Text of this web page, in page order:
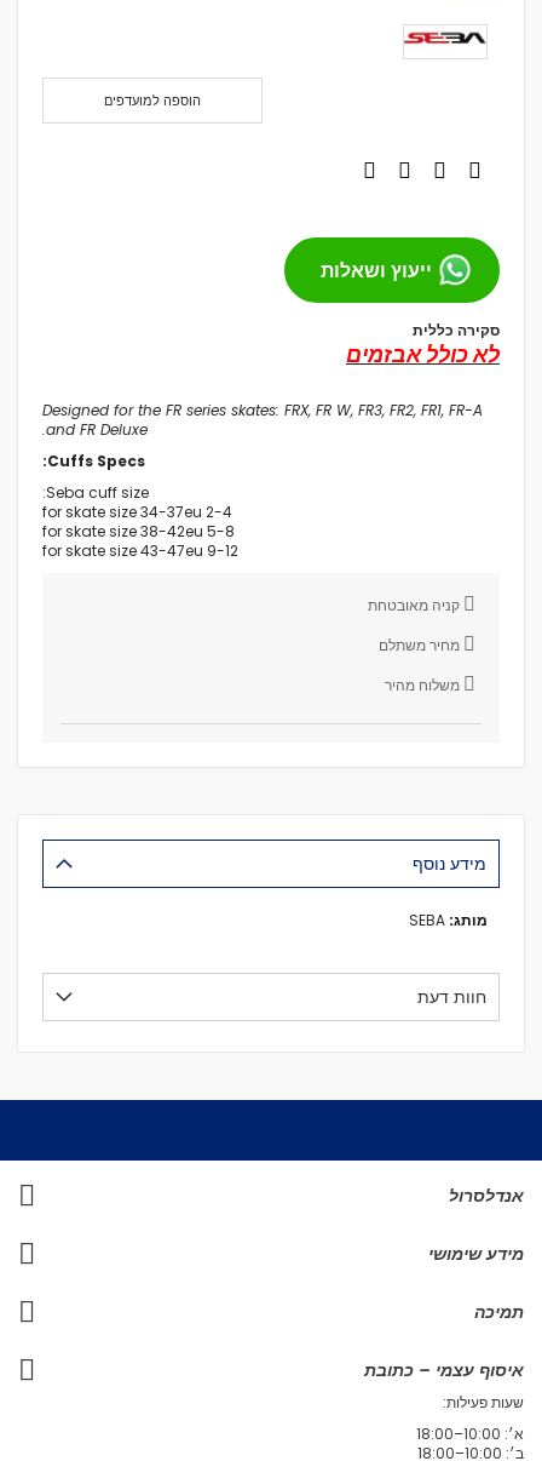
הוספה למועדפים
ייעוץ ושאלות
סקירה כללית
לא כולל אבזמים
Designed for the FR series skates: FRX, FR W, FR3, FR2, FR1, FR-A
and FR Deluxe.
Cuffs Specs:
Seba cuff size:
2-4 for skate size 34-37eu
5-8 for skate size 38-42eu
9-12 for skate size 43-47eu
קניה מאובטחת
מחיר משתלם
משלוח מהיר
מידע נוסף
מידע
חוות דעת
אנדלסרול
מידע שימושי
תמיכה
איסוף עצמי – כתובת
שעות פעילות:
א׳: 10:00–18:00
ב׳: 10:00–18:00